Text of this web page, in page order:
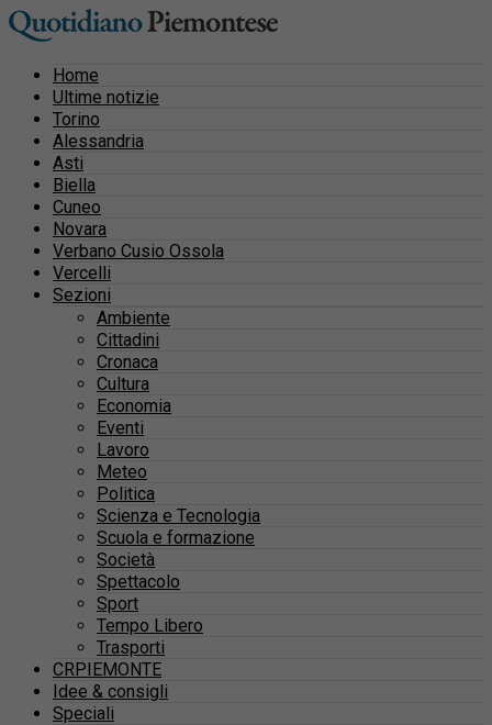
Home
Ultime notizie
Torino
Alessandria
Asti
Biella
Cuneo
Novara
Verbano Cusio Ossola
Vercelli
Sezioni
Ambiente
Cittadini
Cronaca
Cultura
Economia
Eventi
Lavoro
Meteo
Politica
Scienza e Tecnologia
Scuola e formazione
Società
Spettacolo
Sport
Tempo Libero
Trasporti
CRPIEMONTE
Idee & consigli
Speciali